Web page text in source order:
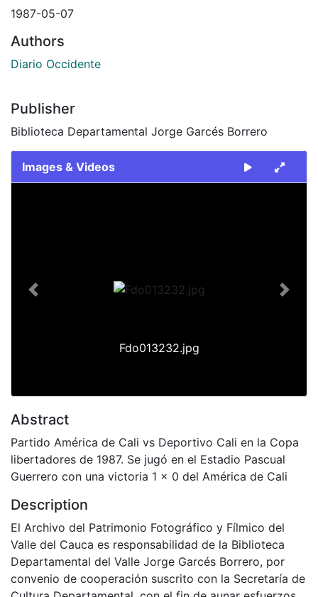
1987-05-07
Authors
Diario Occidente
Publisher
Biblioteca Departamental Jorge Garcés Borrero
Images & Videos
Fdo013232.jpg
Previous Next
Abstract
Partido América de Cali vs Deportivo Cali en la Copa
libertadores de 1987. Se jugó en el Estadio Pascual
Guerrero con una victoria 1 x 0 del América de Cali
Description
El Archivo del Patrimonio Fotográfico y Fílmico del
Valle del Cauca es responsabilidad de la Biblioteca
Departamental del Valle Jorge Garcés Borrero, por
convenio de cooperación suscrito con la Secretaría de